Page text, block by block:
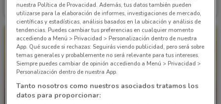
Caduca el 27/08 1.1 km Caduca el 27/08 1.1 km
nuestra Política de Provacidad. Además, tus datos también pueden
utilizarse para la elaboración de informes, investigaciones de mercado,
científicas y estadísticas, análisis basados en la ubicación y análisis de
tendencias. Puedes cambiar tus preferencias en cualquier momento
accediendo a Menú > Privacidad > Personalización dentro de nuestra
App. Qué sucede si rechazas: Seguirás viendo publicidad, pero será sobre
temas generales y probablemente no será relevante para tus intereses.
Siempre puedes cambiar de opinión accediendo a Menú > Privacidad >
Personalización dentro de nuestra App.
Tanto nosotros como nuestros asociados tratamos los
datos para proporcionar: